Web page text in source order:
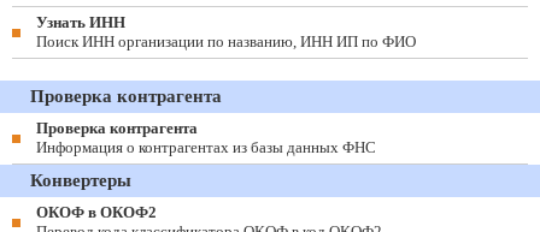
Узнать ИНН
Поиск ИНН организации по названию, ИНН ИП по ФИО
Проверка контрагента
Проверка контрагента
Информация о контрагентах из базы данных ФНС
Конвертеры
ОКОФ в ОКОФ2